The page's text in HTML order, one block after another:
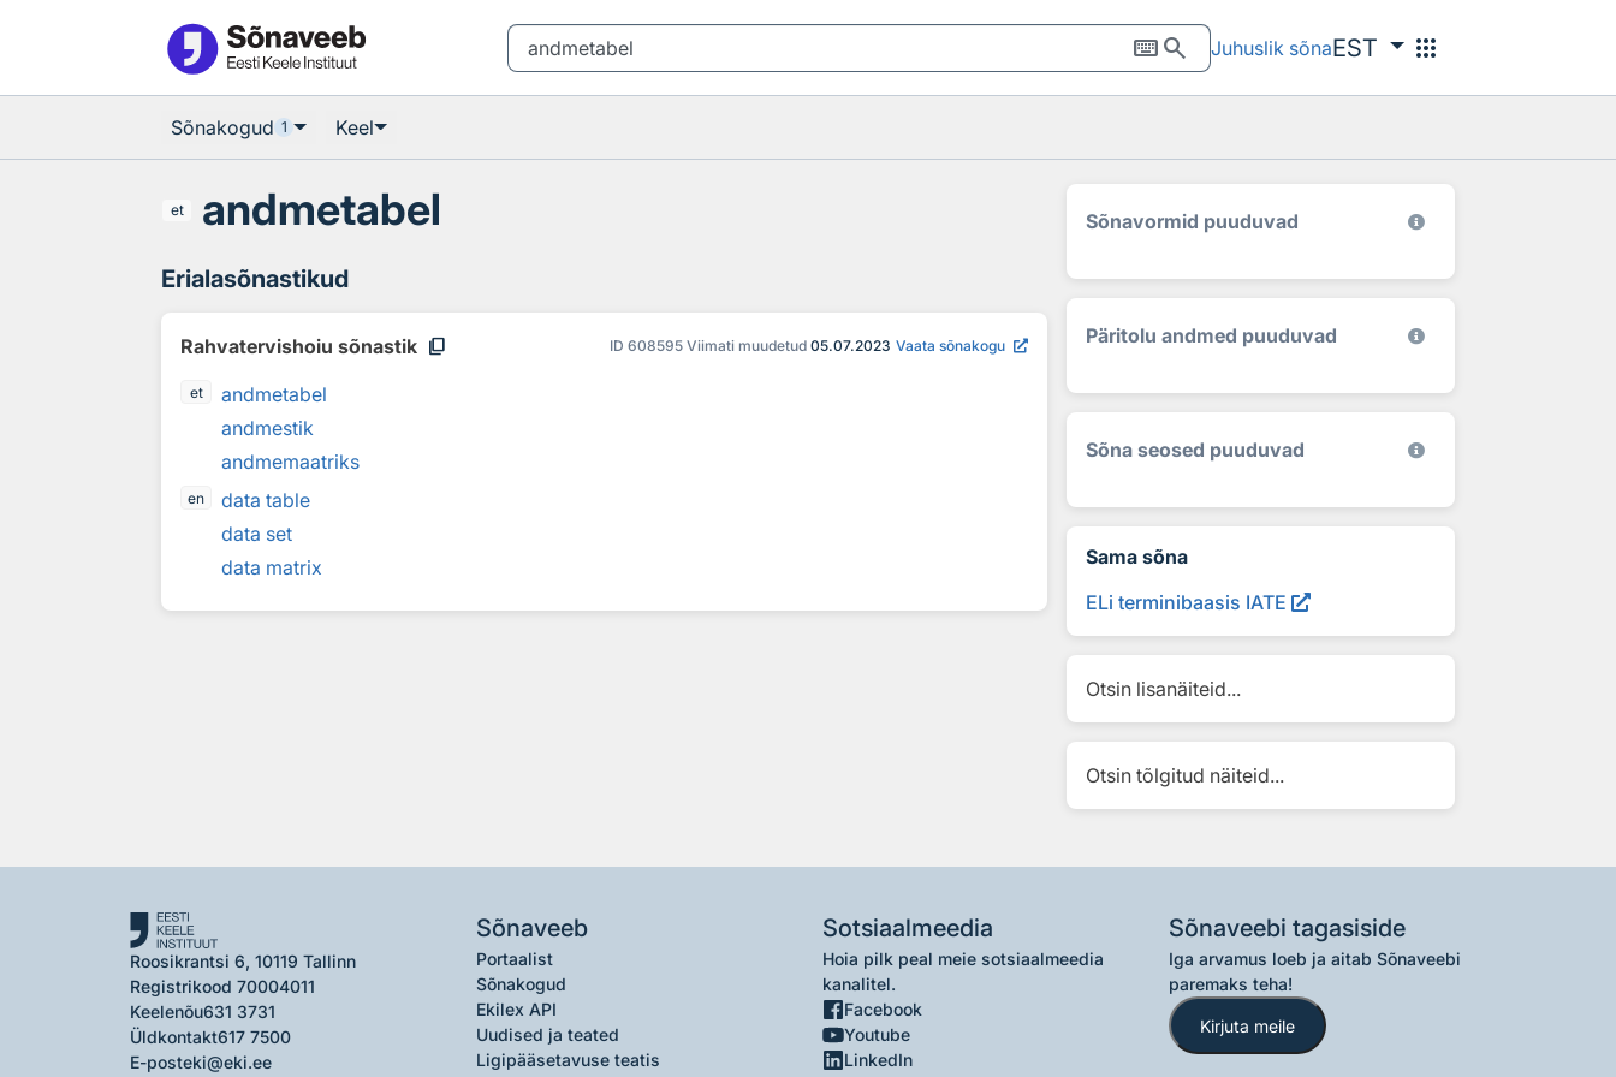
keyboardsearch Juhuslik sõnaEST apps
Sõnakogud 1 Keel
et andmetabel
Erialasõnastikud
Rahvatervishoiu sõnastik content_copy ID 608595 Viimati muudetud 05.07.2023 Vaata sõnakogu
et
andmetabel
andmestik
andmemaatriks
en
data table
data set
data matrix
Sõnavormid puuduvad
Päritolu andmed puuduvad
Sõna seosed puuduvad
Sama sõna
ELi terminibaasis IATE
Otsin lisanäiteid...
Otsin tõlgitud näiteid...
Roosikrantsi 6, 10119 Tallinn
Registrikood 70004011
Keelenõu631 3731
Üldkontakt617 7500
E-posteki@eki.ee
Sõnaveeb
Portaalist
Sõnakogud
Ekilex API
Uudised ja teated
Ligipääsetavuse teatis
Sotsiaalmeedia
Hoia pilk peal meie sotsiaalmeedia
kanalitel.
Facebook
Youtube
LinkedIn
Sõnaveebi tagasiside
Iga arvamus loeb ja aitab Sõnaveebi
paremaks teha!
Kirjuta meile